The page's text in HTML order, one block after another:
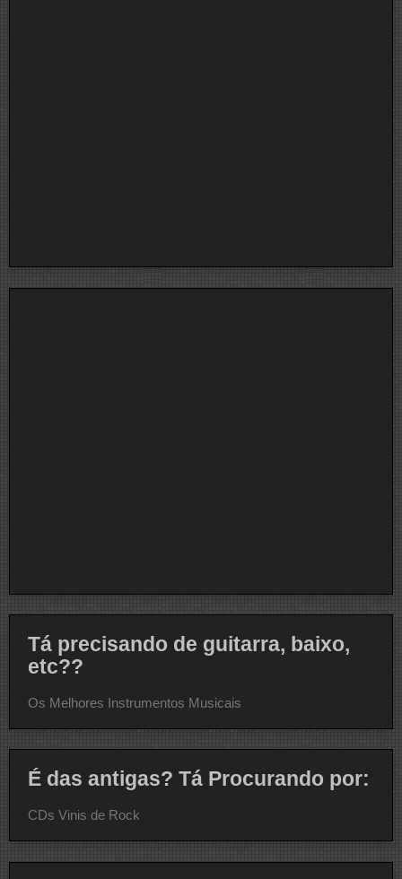
Tá precisando de guitarra, baixo,
etc??
Os Melhores Instrumentos Musicais
É das antigas? Tá Procurando por:
CDs Vinis de Rock